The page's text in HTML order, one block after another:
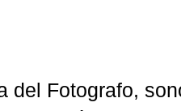
del Fotografo,